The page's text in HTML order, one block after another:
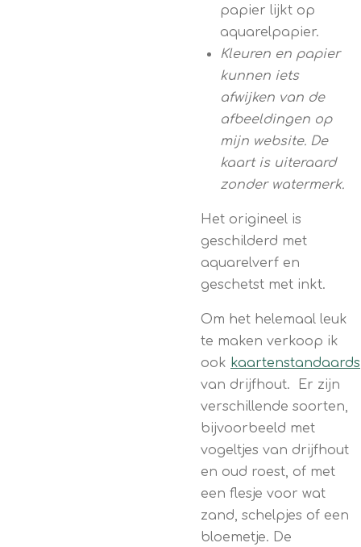
papier lijkt op
aquarelpapier.
Kleuren en papier
kunnen iets
afwijken van de
afbeeldingen op
mijn website. De
kaart is uiteraard
zonder watermerk.
Het origineel is
geschilderd met
aquarelverf en
geschetst met inkt.
Om het helemaal leuk
te maken verkoop ik
ook kaartenstandaards
van drijfhout. Er zijn
verschillende soorten,
bijvoorbeeld met
vogeltjes van drijfhout
en oud roest, of met
een flesje voor wat
zand, schelpjes of een
bloemetje. De